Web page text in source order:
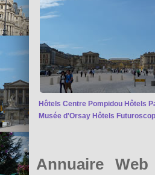
Hôtels Centre Pompidou Hôtels
Musée d'Orsay Hôtels
Annuaire